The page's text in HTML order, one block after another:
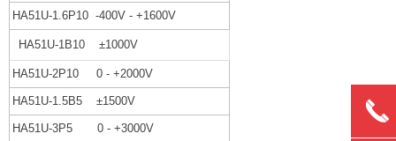
HA51U-1.6P10 -400V - +1600V
HA51U-1B10 ±1000V
HA51U-2P10 0 - +2000V
HA51U-1.5B5 ±1500V
HA51U-3P5 0 - +3000V
끅